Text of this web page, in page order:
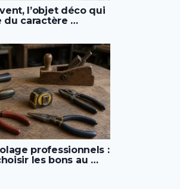
l’objet déco qui
du caractère …
professionnels :
les bons au …